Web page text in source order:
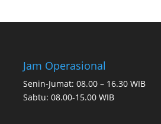
Jam Operasional
Senin-Jumat: 08.00 – 16.30 WIB
Sabtu: 08.00-15.00 WIB